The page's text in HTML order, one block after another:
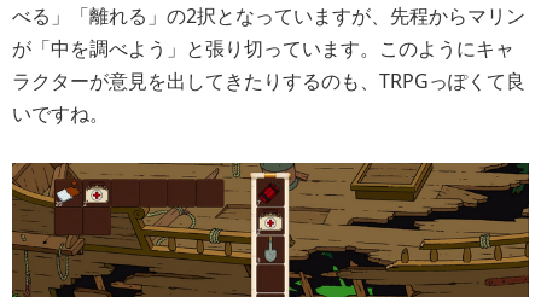
べる」「離れる」の2択となっていますが、先程からマリン
が「中を調べよう」と張り切っています。このようにキャ
ラクターが意見を出してきたりするのも、TRPGっぽくて良
いですね。